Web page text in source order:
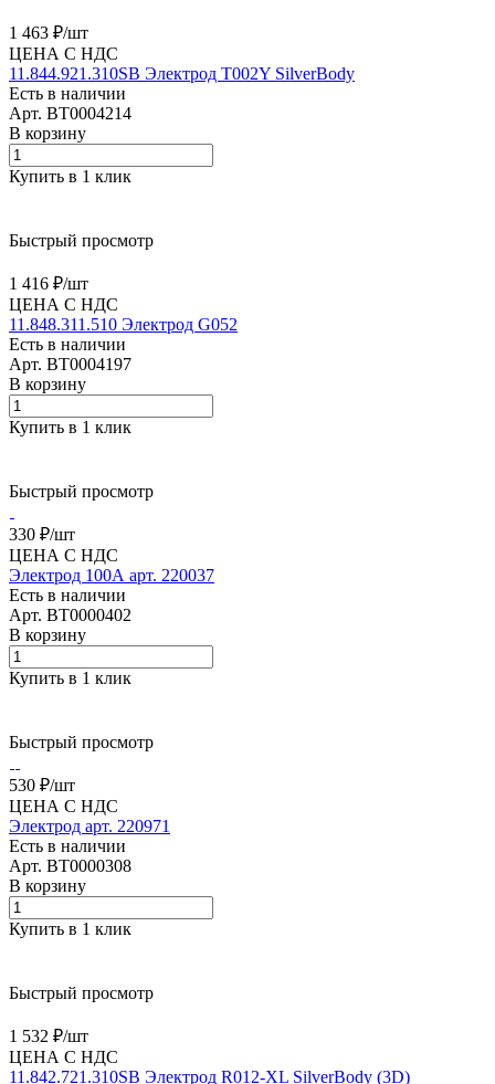
1 463 ₽/шт
ЦЕНА С НДС
11.844.921.310SB Электрод T002Y SilverBody
Есть в наличии
Арт. BT0004214
В корзину
Купить в 1 клик
Быстрый просмотр
1 416 ₽/шт
ЦЕНА С НДС
11.848.311.510 Электрод G052
Есть в наличии
Арт. BT0004197
В корзину
Купить в 1 клик
Быстрый просмотр
330 ₽/шт
ЦЕНА С НДС
Электрод 100А арт. 220037
Есть в наличии
Арт. BT0000402
В корзину
Купить в 1 клик
Быстрый просмотр
530 ₽/шт
ЦЕНА С НДС
Электрод арт. 220971
Есть в наличии
Арт. BT0000308
В корзину
Купить в 1 клик
Быстрый просмотр
1 532 ₽/шт
ЦЕНА С НДС
11.842.721.310SB Электрод R012-XL SilverBody (3D)